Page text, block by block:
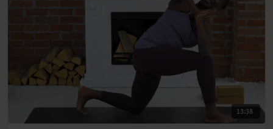
13:38